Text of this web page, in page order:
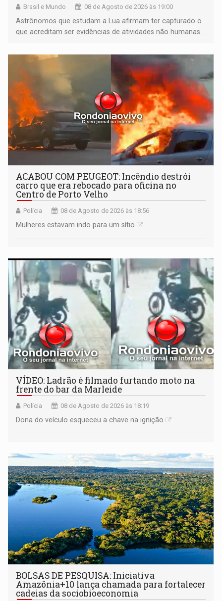
Brasil e Mundo 08 de Agosto de 2026 às 19:00
Astrônomos que estudam a Lua afirmam ter capturado o
que acreditam ser evidências de atividades não humanas
órbita
ACABOU COM PEUGEOT: Incêndio destrói
carro que era rebocado para oficina no
Centro de Porto Velho
Polícia 08 de Agosto de 2026 às 18:56
Mulheres estavam indo para um sítio
VÍDEO: Ladrão é filmado furtando moto na
frente do bar da Marleide
Polícia 08 de Agosto de 2026 às 18:19
Dona do veículo esqueceu a chave na ignição
BOLSAS DE PESQUISA: Iniciativa
Amazônia+10 lança chamada para fortalecer
cadeias da sociobioeconomia